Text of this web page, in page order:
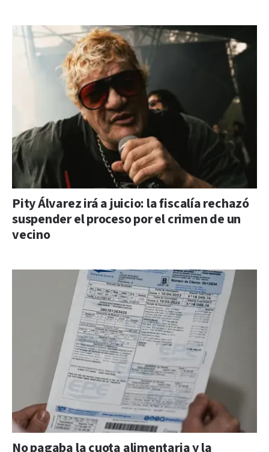
Pity Álvarez irá a juicio: la fiscalía rechazó
suspender el proceso por el crimen de un
vecino
No pagaba la cuota alimentaria y la